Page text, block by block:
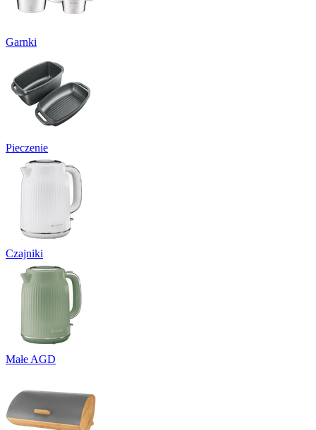
Garnki
Pieczenie
Czajniki
Małe AGD